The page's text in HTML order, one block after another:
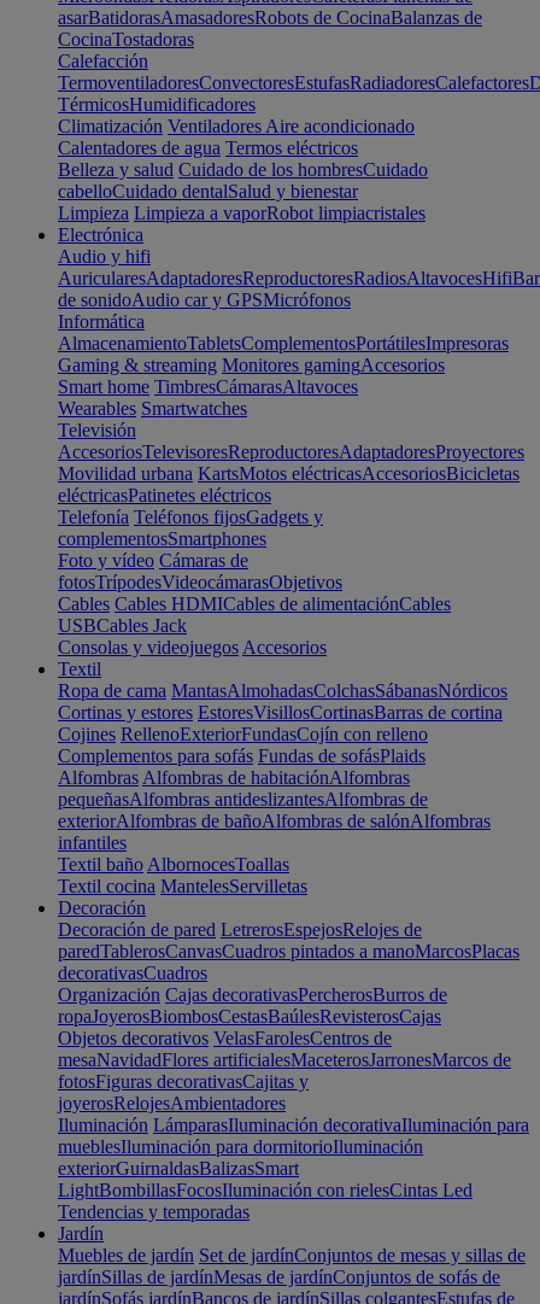
asarBatidorasAmasadoresRobots de CocinaBalanzas de
CocinaTostadoras
Calefacción
TermoventiladoresConvectoresEstufasRadiadoresCalefactores
TérmicosHumidificadores
Climatización Ventiladores Aire acondicionado
Calentadores de agua Termos eléctricos
Belleza y salud Cuidado de los hombresCuidado
cabelloCuidado dentalSalud y bienestar
Limpieza Limpieza a vaporRobot limpiacristales
Electrónica
Audio y hifi
AuricularesAdaptadoresReproductoresRadiosAltavocesHifi
de sonidoAudio car y GPSMicrófonos
Informática
AlmacenamientoTabletsComplementosPortátilesImpresoras
Gaming & streaming Monitores gamingAccesorios
Smart home TimbresCámarasAltavoces
Wearables Smartwatches
Televisión
AccesoriosTelevisoresReproductoresAdaptadoresProyectores
Movilidad urbana KartsMotos eléctricasAccesoriosBicicletas
eléctricasPatinetes eléctricos
Telefonía Teléfonos fijosGadgets y
complementosSmartphones
Foto y vídeo Cámaras de
fotosTrípodesVideocámarasObjetivos
Cables Cables HDMICables de alimentaciónCables
USBCables Jack
Consolas y videojuegos Accesorios
Textil
Ropa de cama MantasAlmohadasColchasSábanasNórdicos
Cortinas y estores EstoresVisillosCortinasBarras de cortina
Cojines RellenoExteriorFundasCojín con relleno
Complementos para sofás Fundas de sofásPlaids
Alfombras Alfombras de habitaciónAlfombras
pequeñasAlfombras antideslizantesAlfombras de
exteriorAlfombras de bañoAlfombras de salónAlfombras
infantiles
Textil baño AlbornocesToallas
Textil cocina MantelesServilletas
Decoración
Decoración de pared LetrerosEspejosRelojes de
paredTablerosCanvasCuadros pintados a manoMarcosPlacas
decorativasCuadros
Organización Cajas decorativasPercherosBurros de
ropaJoyerosBiombosCestasBaúlesRevisterosCajas
Objetos decorativos VelasFarolesCentros de
mesaNavidadFlores artificialesMaceterosJarronesMarcos de
fotosFiguras decorativasCajitas y
joyerosRelojesAmbientadores
Iluminación LámparasIluminación decorativaIluminación para
mueblesIluminación para dormitorioIluminación
exteriorGuirnaldasBalizasSmart
LightBombillasFocosIluminación con rielesCintas Led
Tendencias y temporadas
Jardín
Muebles de jardín Set de jardínConjuntos de mesas y sillas de
jardínSillas de jardínMesas de jardínConjuntos de sofás de
jardínSofás jardínBancos de jardínSillas colgantesEstufas de